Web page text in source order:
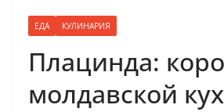
ЕДА КУЛИНАРИЯ
Плацинда:
молдавской